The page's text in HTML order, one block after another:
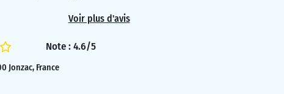
à ce sujet. Je
Voir plus d'avis
Note : 4.6/5
Jonzac, France